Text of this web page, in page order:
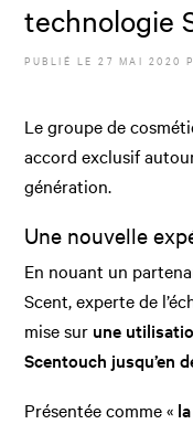
technologie
PUBLIÉ LE27 MAI 2020
Le groupe de
accord exclusif
génération.
Une nouvelle
En nouant un
Scent, experte de
mise sur une
Scentouch jusqu’en
Présentée comme «